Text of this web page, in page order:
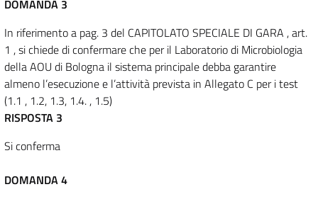
DOMANDA 3
In riferimento a pag. 3 del CAPITOLATO SPECIALE DI GARA , art.
1 , si chiede di confermare che per il Laboratorio di Microbiologia
della AOU di Bologna il sistema principale debba garantire
almeno l’esecuzione e l’attività prevista in Allegato C per i test
(1.1 , 1.2, 1.3, 1.4. , 1.5)
RISPOSTA 3
Si conferma
DOMANDA 4